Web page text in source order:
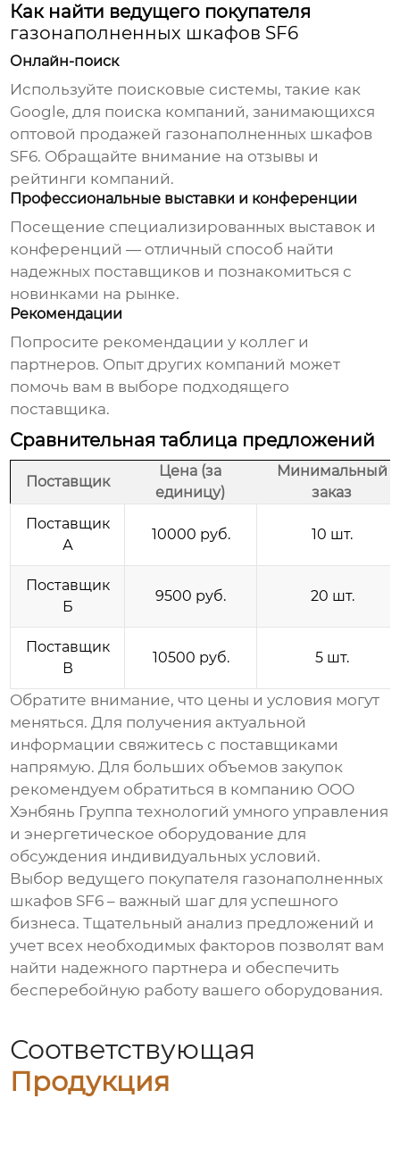
Как найти ведущего покупателя
газонаполненных шкафов SF6
Онлайн-поиск
Используйте поисковые системы, такие как
Google, для поиска компаний, занимающихся
оптовой продажей газонаполненных шкафов
SF6. Обращайте внимание на отзывы и
рейтинги компаний.
Профессиональные выставки и конференции
Посещение специализированных выставок и
конференций — отличный способ найти
надежных поставщиков и познакомиться с
новинками на рынке.
Рекомендации
Попросите рекомендации у коллег и
партнеров. Опыт других компаний может
помочь вам в выборе подходящего
поставщика.
Сравнительная таблица предложений
Поставщик
Цена (за
единицу)
Минимальный
заказ
Поставщик
А
10000 руб. 10 шт.
Поставщик
Б
9500 руб. 20 шт.
Поставщик
В
10500 руб. 5 шт.
Обратите внимание, что цены и условия могут
меняться. Для получения актуальной
информации свяжитесь с поставщиками
напрямую. Для больших объемов закупок
рекомендуем обратиться в компанию ООО
Хэнбянь Группа технологий умного управления
и энергетическое оборудование для
обсуждения индивидуальных условий.
Выбор ведущего покупателя газонаполненных
шкафов SF6 – важный шаг для успешного
бизнеса. Тщательный анализ предложений и
учет всех необходимых факторов позволят вам
найти надежного партнера и обеспечить
бесперебойную работу вашего оборудования.
Соответствующая
Продукция